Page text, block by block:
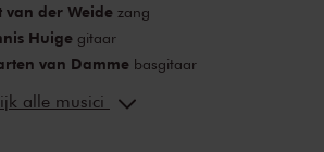
van der Weidezang
Huigegitaar
van Dammebasgitaar
Bukkens
van Ostoetsen
alle musici